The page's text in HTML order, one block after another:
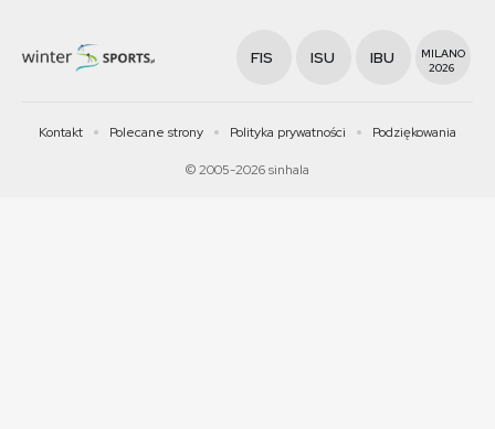
FIS ISU IBU
MILANO
2026
© 2005-2026 sinhala
Kontakt Polecane strony Polityka prywatności Podziękowania